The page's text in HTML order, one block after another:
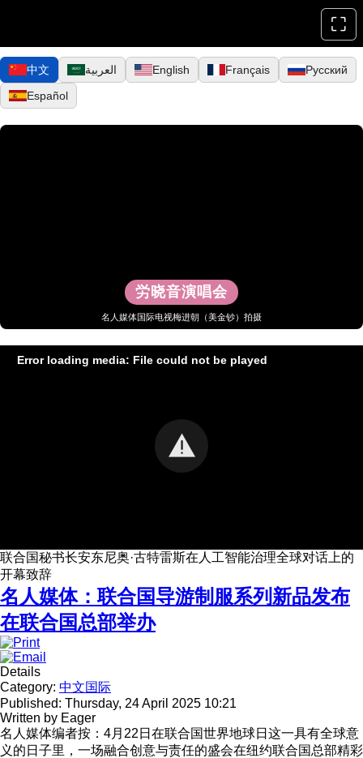
▶
⛶
中文 العربية English Français
Русский
Español
労晓音演唱会
名人媒体国际电视梅进朝（美金钞）拍摄
Error loading media: File could not be played
联合国秘书长安东尼奥·古特雷斯在人工智能治理全球对话上的
开幕致辞
名人媒体：联合国导游制服系列新品发布
在联合国总部举办
Details
Category: 中文国际
Published: Thursday, 24 April 2025 10:21
Written by Eager
名人媒体编者按：4月22日在联合国世界地球日这一具有全球意
义的日子里，一场融合创意与责任的盛会在纽约联合国总部精彩